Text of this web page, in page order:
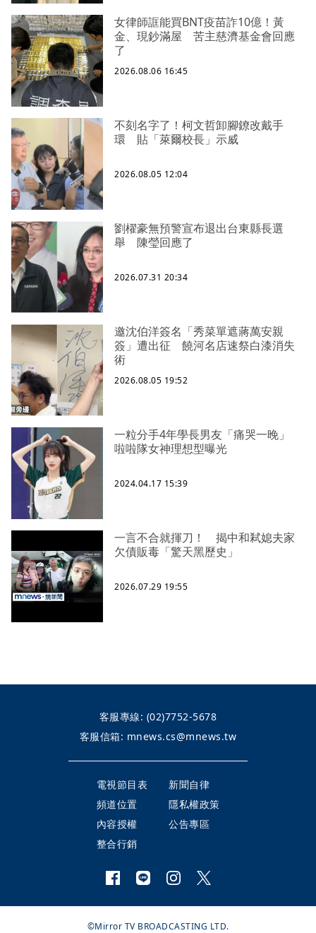
女律師誆能買BNT疫苗詐10億！黃
金、現鈔滿屋 苦主慈濟基金會回應
了
2026.08.06 16:45
不刻名字了！柯文哲卸腳鐐改戴手
環 貼「萊爾校長」示威
2026.08.05 12:04
劉櫂豪無預警宣布退出台東縣長選
舉 陳瑩回應了
2026.07.31 20:34
邀沈伯洋簽名「秀菜單遮蔣萬安親
簽」遭出征 饒河名店速祭白漆消失
術
2026.08.05 19:52
一粒分手4年學長男友「痛哭一晚」
啦啦隊女神理想型曝光
2024.04.17 15:39
一言不合就揮刀！ 揭中和弒媳夫家
欠債販毒「驚天黑歷史」
2026.07.29 19:55
客服專線: (02)7752-5678
客服信箱: mnews.cs@mnews.tw
電視節目表
新聞自律
頻道位置
隱私權政策
內容授權
公告專區
整合行銷
©Mirror TV BROADCASTING LTD.